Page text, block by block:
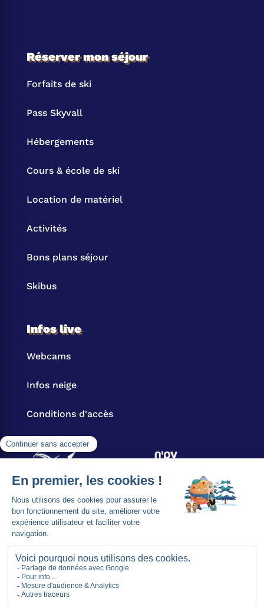
Réserver mon séjour
Forfaits de ski
Pass Skyvall
Hébergements
Cours & école de ski
Location de matériel
Activités
Bons plans séjour
Skibus
Infos live
Webcams
Infos neige
Conditions d'accès
Nous contacter
08 20 20 87 07
0.09€/min